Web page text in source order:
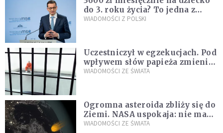
do 3. roku życia? To jedna z
propozycji programu "Rozwój
WIADOMOŚCI Z POLSKI
Uczestniczył w egzekucjach. Pod
wpływem słów papieża zmienił
zdanie
WIADOMOŚCI ZE ŚWIATA
Ogromna asteroida zbliży się do
Ziemi. NASA uspokaja: nie ma
zagrożenia
WIADOMOŚCI ZE ŚWIATA